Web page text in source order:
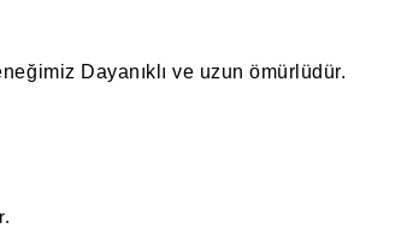
Dayanıklı ve uzun ömürlüdür.